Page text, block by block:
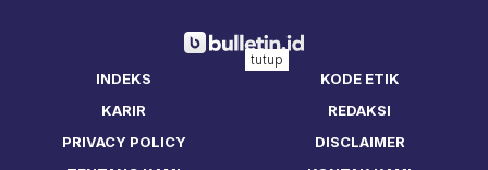
INDEKS
KODE ETIK
KARIR
REDAKSI
PRIVACY POLICY
DISCLAIMER
tutup